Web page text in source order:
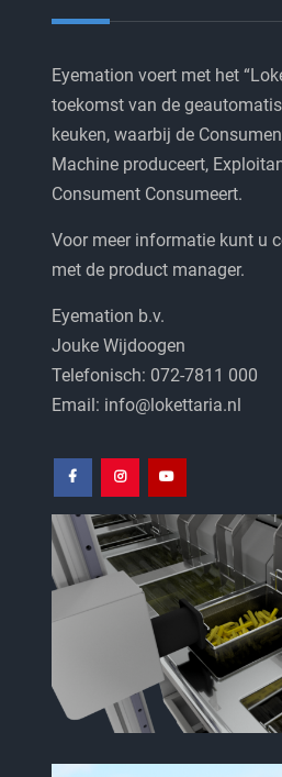
Eyemation voert met het
toekomst van de
keuken, waarbij de
Machine produceert,
Consument Consumeert.
Voor meer informatie kunt u
met de product manager.
Eyemation b.v.
Jouke Wijdoogen
Telefonisch: 072-7811 000
Email: info@lokettaria.nl